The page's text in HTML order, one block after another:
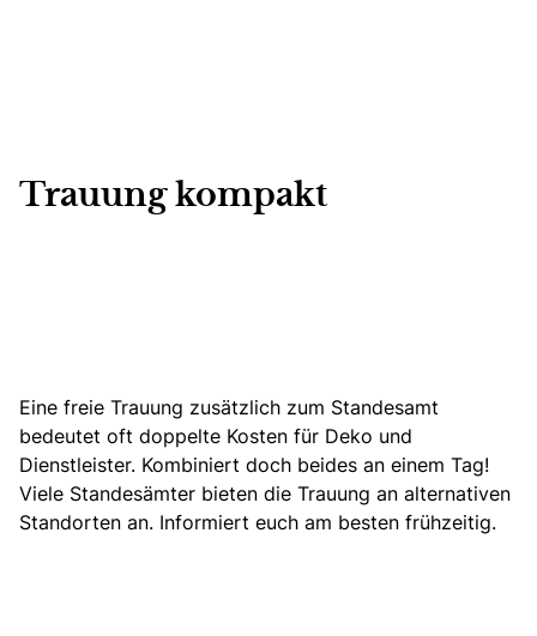
Trauung kompakt
Eine freie Trauung zusätzlich zum Standesamt
bedeutet oft doppelte Kosten für Deko und
Dienstleister. Kombiniert doch beides an einem Tag!
Viele Standesämter bieten die Trauung an alternativen
Standorten an. Informiert euch am besten frühzeitig.